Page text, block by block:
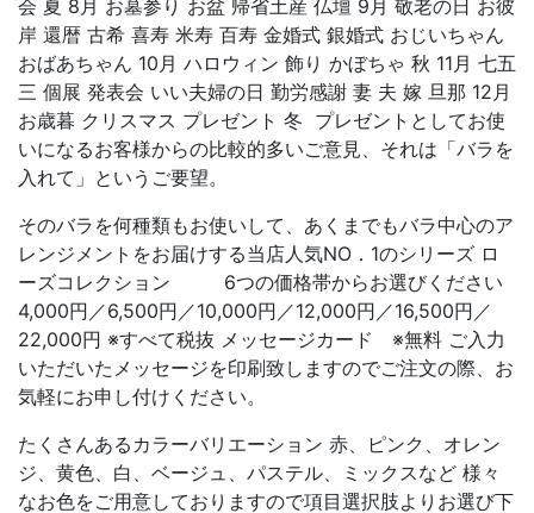
会 夏 8月 お墓参り お盆 帰省土産 仏壇 9月 敬老の日 お彼
岸 還暦 古希 喜寿 米寿 百寿 金婚式 銀婚式 おじいちゃん
おばあちゃん 10月 ハロウィン 飾り かぼちゃ 秋 11月 七五
三 個展 発表会 いい夫婦の日 勤労感謝 妻 夫 嫁 旦那 12月
お歳暮 クリスマス プレゼント 冬 プレゼントとしてお使
いになるお客様からの比較的多いご意見、それは「バラを
入れて」というご要望。
そのバラを何種類もお使いして、あくまでもバラ中心のア
レンジメントをお届けする当店人気NO．1のシリーズ ロ
ーズコレクション 6つの価格帯からお選びください
4,000円／6,500円／10,000円／12,000円／16,500円／
22,000円 ※すべて税抜 メッセージカード ※無料 ご入力
いただいたメッセージを印刷致しますのでご注文の際、お
気軽にお申し付けください。
たくさんあるカラーバリエーション 赤、ピンク、オレン
ジ、黄色、白、ベージュ、パステル、ミックスなど 様々
なお色をご用意しておりますので項目選択肢よりお選び下